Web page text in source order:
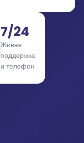
7/24
Живая
поддержка
и телефон